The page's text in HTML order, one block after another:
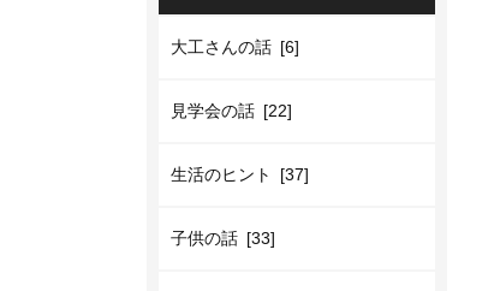
大工さんの話 [6]
見学会の話 [22]
生活のヒント [37]
子供の話 [33]